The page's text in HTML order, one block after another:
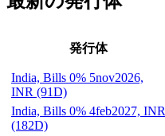
発行体
India, Bills 0% 5nov2026,
INR (91D)
India, Bills 0% 4feb2027, INR
(182D)